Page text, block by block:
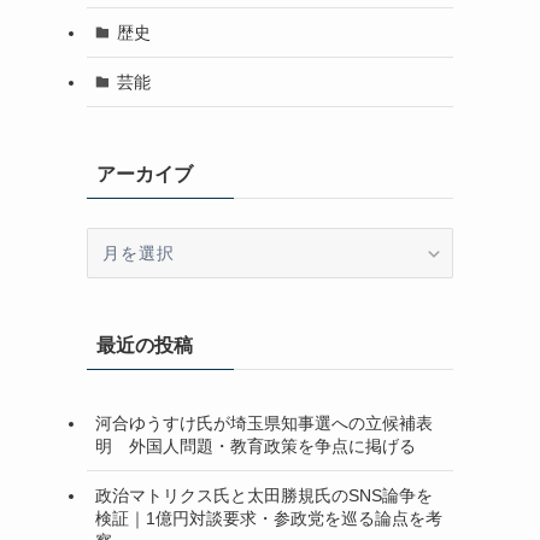
歴史
芸能
アーカイブ
ブ最近の投稿
河合ゆうすけ氏が埼玉県知事選への立候補表
明 外国人問題・教育政策を争点に掲げる
政治マトリクス氏と太田勝規氏のSNS論争を
検証｜1億円対談要求・参政党を巡る論点を考